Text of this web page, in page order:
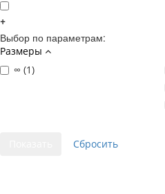
+
Выбор по параметрам:
Размеры
∞ (1)